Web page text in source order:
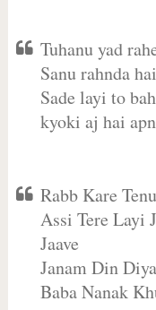
Tuhanu yad
Sanu rahnda
Sade layi to
kyoki aj hai
Rabb Kare
Assi Tere Layi
Jaave
Janam Din
Baba Nanak